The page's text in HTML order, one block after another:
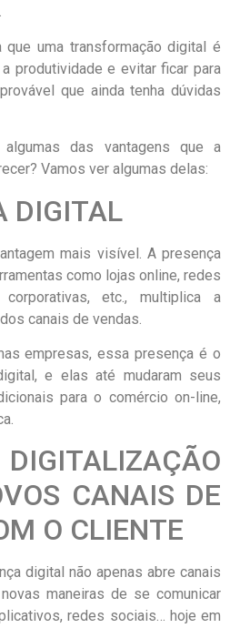
uma transformação digital é
produtividade e evitar ficar para
que ainda tenha dúvidas
das vantagens que a
Vamos ver algumas delas:
DIGITAL
mais visível. A presença
como lojas online, redes
etc., multiplica a
canais de vendas.
empresas, essa presença é o
e elas até mudaram seus
para o comércio on-line,
CANAIS DE
O CLIENTE
digital não apenas abre canais
maneiras de se comunicar
redes sociais… hoje em